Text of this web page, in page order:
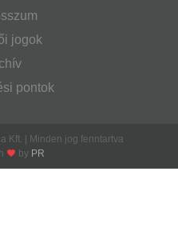
jogok
pontok
Kft. | Minden jog fenntartva
by PR